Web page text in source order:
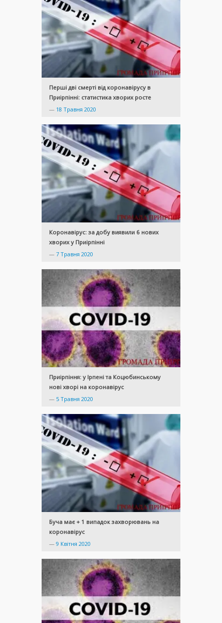
Перші дві смерті від коронавірусу в
Приірпінні: статистика хворих росте
— 18 Травня 2020
Коронавірус: за добу виявили 6 нових
хворих у Приірпінні
— 7 Травня 2020
Приірпіння: у Ірпені та Коцюбинському
нові хворі на коронавірус
— 5 Травня 2020
Буча має + 1 випадок захворювань на
коронавірус
— 9 Квітня 2020